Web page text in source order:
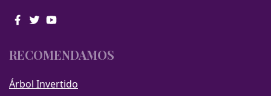
RECOMENDAMOS
Árbol Invertido